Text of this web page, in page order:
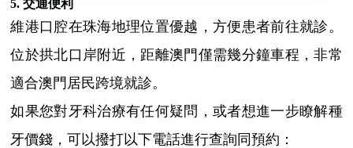
5. 交通便利
維港口腔在珠海地理位置優越，方便患者前往就診。
位於拱北口岸附近，距離澳門僅需幾分鐘車程，非常
適合澳門居民跨境就診。
如果您對牙科治療有任何疑問，或者想進一步瞭解種
牙價錢，可以撥打以下電話進行查詢同預約：